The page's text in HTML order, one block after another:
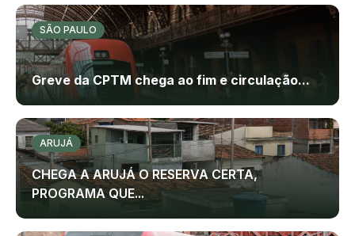
SÃO PAULO
Greve da CPTM chega ao fim e circulação...
ARUJÁ
CHEGA A ARUJÁ O RESERVA CERTA,
PROGRAMA QUE...